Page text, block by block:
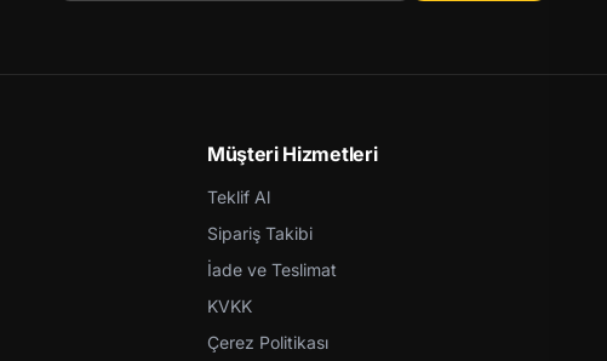
Müşteri Hizmetleri
Teklif Al
Sipariş Takibi
İade ve Teslimat
KVKK
Çerez Politikası